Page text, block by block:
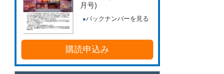
月号)
バックナンバーを見る
購読申込み